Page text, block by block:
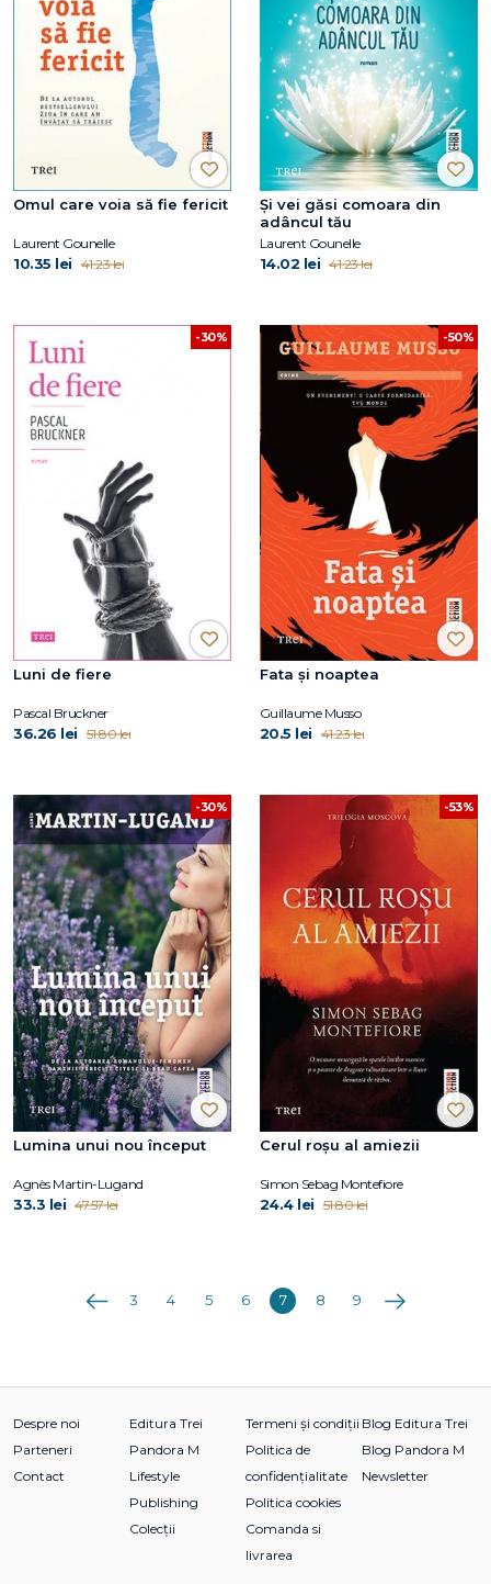
Omul care voia să fie fericit
Laurent Gounelle
10.35 lei 41.23 lei
Și vei găsi comoara din
adâncul tău
Laurent Gounelle
14.02 lei 41.23 lei
-30%
Luni de fiere
Pascal Bruckner
36.26 lei 51.80 lei
-50%
Fata și noaptea
Guillaume Musso
20.5 lei 41.23 lei
-30%
Lumina unui nou început
Agnès Martin-Lugand
33.3 lei 47.57 lei
-53%
Cerul roșu al amiezii
Simon Sebag Montefiore
24.4 lei 51.80 lei
Anterioara
3 4 5 6 7 8 9 Următoarea
Despre noi
Parteneri
Contact
Editura Trei
Pandora M
Lifestyle
Publishing
Colecții
Termeni și condiții
Politica de
confidențialitate
Politica cookies
Comanda si
livrarea
Blog Editura Trei
Blog Pandora M
Newsletter